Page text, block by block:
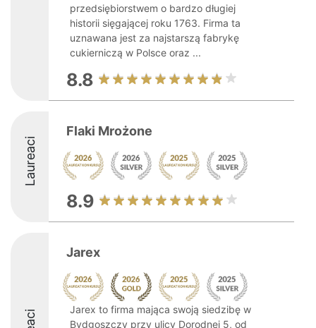
przedsiębiorstwem o bardzo długiej
historii sięgającej roku 1763. Firma ta
uznawana jest za najstarszą fabrykę
cukierniczą w Polsce oraz ...
8.8
Laureaci
Flaki Mrożone
8.9
Jarex
Jarex to firma mająca swoją siedzibę w
Bydgoszczy przy ulicy Dorodnej 5, od